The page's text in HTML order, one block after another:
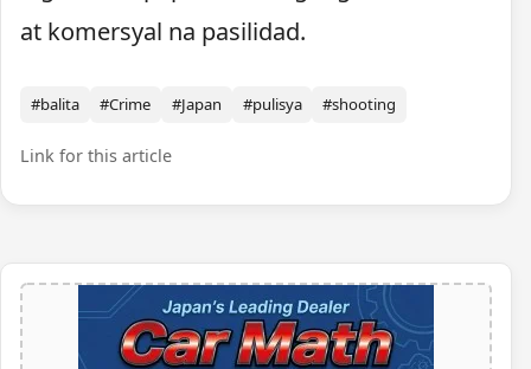
at komersyal na pasilidad.
#balita #Crime #Japan #pulisya #shooting
Link for this article